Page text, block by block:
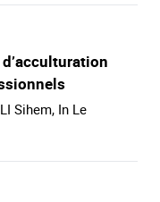
Sihem, In Le